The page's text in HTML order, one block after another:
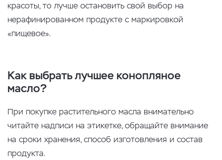
красоты, то лучше остановить свой выбор на
нерафинированном продукте с маркировкой
«пищевое».
Как выбрать лучшее конопляное
масло?
При покупке растительного масла внимательно
читайте надписи на этикетке, обращайте внимание
на сроки хранения, способ изготовления и состав
продукта.